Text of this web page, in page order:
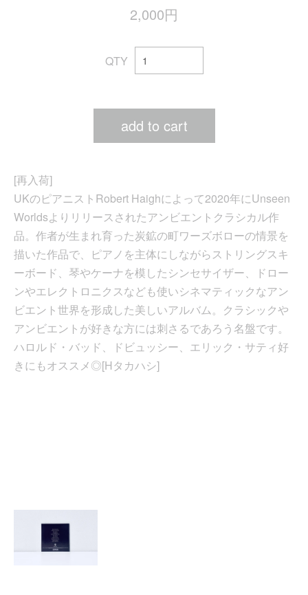
2,000円
QTY
add to cart
[再入荷]
UKのピアニストRobert Haighによって2020年にUnseen
Worldsよりリリースされたアンビエントクラシカル作
品。作者が生まれ育った炭鉱の町ワーズボローの情景を
描いた作品で、ピアノを主体にしながらストリングスキ
ーボード、琴やケーナを模したシンセサイザー、ドロー
ンやエレクトロニクスなども使いシネマティックなアン
ビエント世界を形成した美しいアルバム。クラシックや
アンビエントが好きな方には刺さるであろう名盤です。
ハロルド・バッド、ドビュッシー、エリック・サティ好
きにもオススメ◎[Hタカハシ]